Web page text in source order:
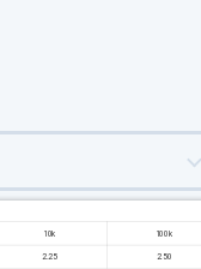
10k 100k
2.25 2.50